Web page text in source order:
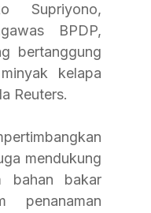
Supriyono,
BPDP,
bertanggung
kelapa
Reuters.
mendukung
bahan bakar
penanaman